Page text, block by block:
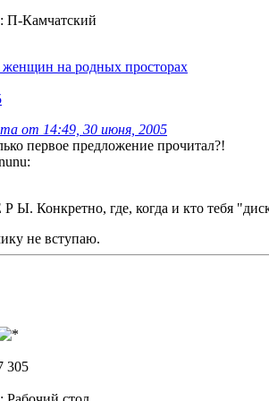
П-Камчатский
на родных просторах
от 14:49, 30 июня, 2005
первое предложение прочитал?!
Конкретно, где, когда и кто тебя
не вступаю.
305